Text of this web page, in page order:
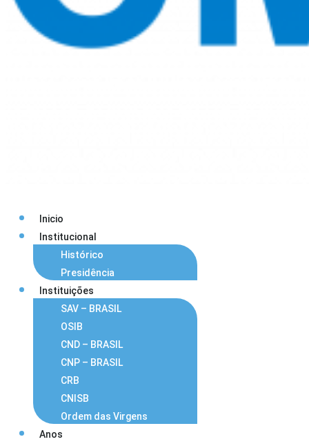
Inicio
Institucional
Histórico
Presidência
Instituições
SAV – BRASIL
OSIB
CND – BRASIL
CNP – BRASIL
CRB
CNISB
Ordem das Virgens
Anos